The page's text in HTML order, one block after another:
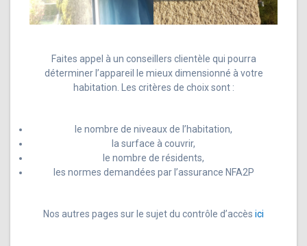
Faites appel à un conseillers clientèle qui pourra
déterminer l’appareil le mieux dimensionné à votre
habitation. Les critères de choix sont :
le nombre de niveaux de l’habitation,
la surface à couvrir,
le nombre de résidents,
les normes demandées par l’assurance NFA2P
Nos autres pages sur le sujet du contrôle d’accès ici